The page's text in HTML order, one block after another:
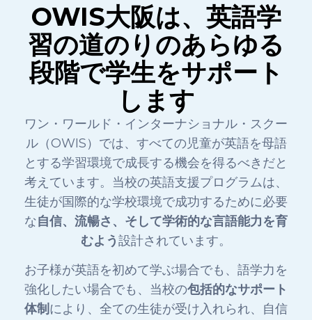
OWIS大阪は、英語学
習の道のりのあらゆる
段階で学生をサポート
します
ワン・ワールド・インターナショナル・スクー
ル（OWIS）では、すべての児童が英語を母語
とする学習環境で成長する機会を得るべきだと
考えています。当校の英語支援プログラムは、
生徒が国際的な学校環境で成功するために必要
な自信、流暢さ、そして学術的な言語能力を育
むよう設計されています。
お子様が英語を初めて学ぶ場合でも、語学力を
強化したい場合でも、当校の包括的なサポート
体制 により、全ての生徒が受け入れられ、自信